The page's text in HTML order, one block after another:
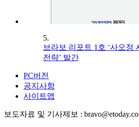
5.
브라보 리포트 1호 ‘사오정
전략’ 발간
PC버전
공지사항
사이트맵
보도자료 및 기사제보 :